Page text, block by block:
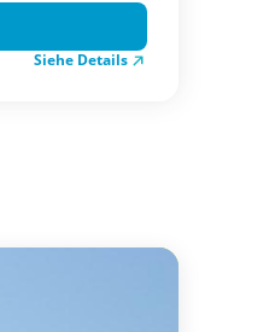
Siehe Details